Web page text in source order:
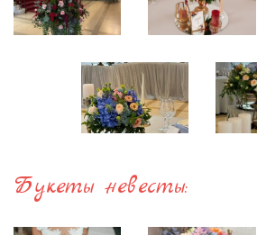
Букеты невесты: